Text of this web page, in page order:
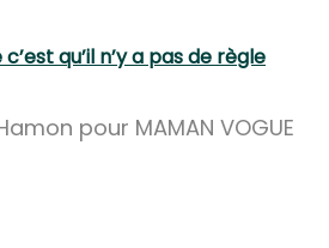
qu’il n’y a pas de règle
pour MAMAN VOGUE